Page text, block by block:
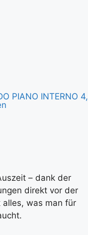
PIANO INTERNO 4,
– dank der
direkt vor der
was man für